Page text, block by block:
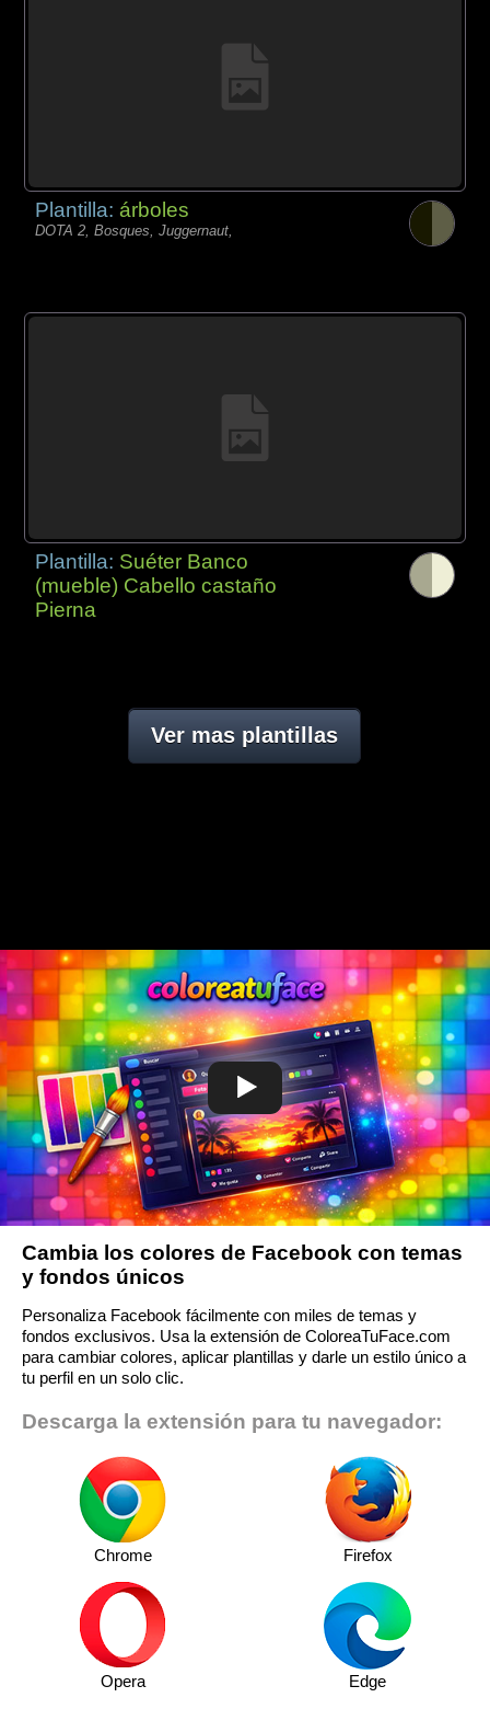
Plantilla:árboles
DOTA 2, Bosques, Juggernaut,
Plantilla: Suéter Banco
(mueble) Cabello castaño
Pierna
Ver mas plantillas
Cambia los colores de Facebook con temas
y fondos únicos
Personaliza Facebook fácilmente con miles de temas y
fondos exclusivos. Usa la extensión de ColoreaTuFace.com
para cambiar colores, aplicar plantillas y darle un estilo único a
tu perfil en un solo clic.
Descarga la extensión para tu navegador:
Chrome Firefox
Opera Edge